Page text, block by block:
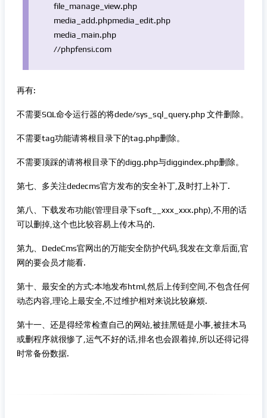
file_manage_view.php
media_add.phpmedia_edit.php
media_main.php
//phpfensi.com
再有:
不需要SQL命令运行器的将dede/sys_sql_query.php 文件删除。
不需要tag功能请将根目录下的tag.php删除。
不需要顶踩的请将根目录下的digg.php与diggindex.php删除。
第七、多关注dedecms官方发布的安全补丁,及时打上补丁.
第八、下载发布功能(管理目录下soft__xxx_xxx.php),不用的话
可以删掉,这个也比较容易上传木马的.
第九、DedeCms官网出的万能安全防护代码,我发在文章后面,官
网的要会员才能看.
第十、最安全的方式:本地发布html,然后上传到空间,不包含任何
动态内容,理论上最安全,不过维护相对来说比较麻烦.
第十一、还是得经常检查自己的网站,被挂黑链是小事,被挂木马
或删程序就很惨了,运气不好的话,排名也会跟着掉,所以还得记得
时常备份数据.